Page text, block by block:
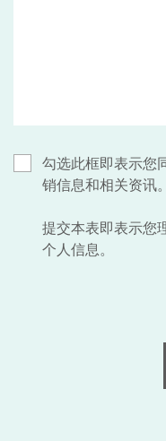
勾选此框即表示您
销信息和相关资讯。
提交本表即表示您
个人信息。